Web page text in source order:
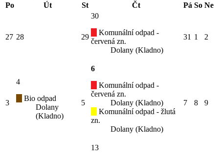
Po
Út St Čt Pá So Ne
27 28 29
30
Komunální odpad -
červená zn.
Dolany (Kladno)
31 1 2
3
4
Bio odpad
Dolany
(Kladno)
5
6
Komunální odpad -
červená zn.
Dolany (Kladno)
Komunální odpad - žlutá
zn.
Dolany (Kladno)
7 8 9
13